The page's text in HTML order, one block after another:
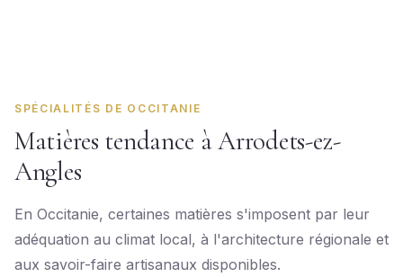
SPÉCIALITÉS DE OCCITANIE
Matières tendance à Arrodets-ez-
Angles
En Occitanie, certaines matières s'imposent par leur
adéquation au climat local, à l'architecture régionale et
aux savoir-faire artisanaux disponibles.